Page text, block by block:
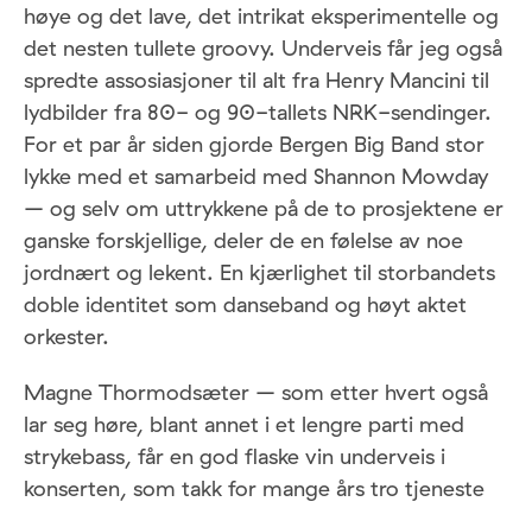
høye og det lave, det intrikat eksperimentelle og
det nesten tullete groovy. Underveis får jeg også
spredte assosiasjoner til alt fra Henry Mancini til
lydbilder fra 80- og 90-tallets NRK-sendinger.
For et par år siden gjorde Bergen Big Band stor
lykke med et samarbeid med Shannon Mowday
– og selv om uttrykkene på de to prosjektene er
ganske forskjellige, deler de en følelse av noe
jordnært og lekent. En kjærlighet til storbandets
doble identitet som danseband og høyt aktet
orkester.
Magne Thormodsæter – som etter hvert også
lar seg høre, blant annet i et lengre parti med
strykebass, får en god flaske vin underveis i
konserten, som takk for mange års tro tjeneste